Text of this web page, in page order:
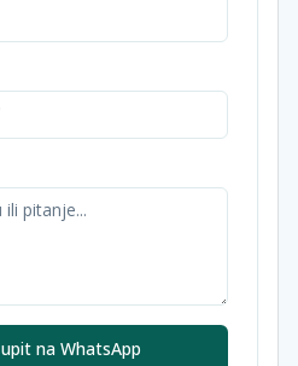
na WhatsApp